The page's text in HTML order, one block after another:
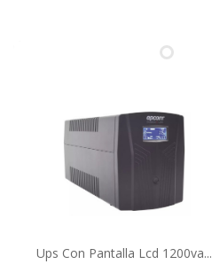
Ups Con Pantalla Lcd 1200va...